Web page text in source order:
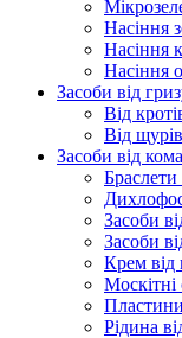
Насіння
Насіння
Насіння
Засоби від
Від
Від
Засоби від
Браслети
Засоби
Засоби
Крем від
Москітні
Пластини
Рідина